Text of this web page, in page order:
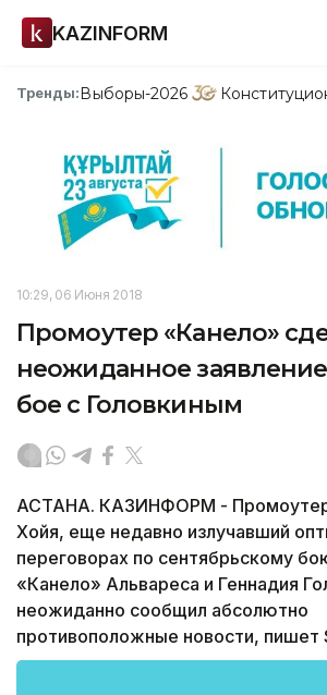
KAZINFORM
Тренды:Выборы-2026
10:29, 06 Июня 2018
Промоутер «Канело»
неожиданное
бое с Головкиным
АСТАНА. КАЗИНФОРМ - Промоутер
Хойя, еще недавно излучавший
переговорах по сентябрьскому
«Канело» Альвареса и Геннадия
неожиданно сообщил абсолютно
противоположные новости, пишет